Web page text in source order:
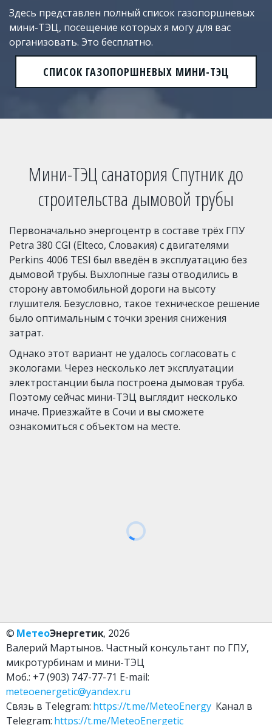
Здесь представлен полный список газопоршневых
мини-ТЭЦ, посещение которых я могу для вас
организовать. Это бесплатно.
СПИСОК ГАЗОПОРШНЕВЫХ МИНИ-ТЭЦ
Мини-ТЭЦ санатория Спутник до
строительства дымовой трубы
Первоначально энергоцентр в составе трёх ГПУ
Petra 380 CGI (Elteco, Словакия) с двигателями
Perkins 4006 TESI был введён в эксплуатацию без
дымовой трубы. Выхлопные газы отводились в
сторону автомобильной дороги на высоту
глушителя. Безусловно, такое техническое решение
было оптимальным с точки зрения снижения
затрат.
Однако этот вариант не удалось согласовать с
экологами. Через несколько лет эксплуатации
электростанции была построена дымовая труба.
Поэтому сейчас мини-ТЭЦ выглядит несколько
иначе. Приезжайте в Сочи и вы сможете
ознакомиться с объектом на месте.
© МетеоЭнергетик, 2026
Валерий Мартынов. Частный консультант по ГПУ,
микротурбинам и мини-ТЭЦ
meteoenergetic@yandex.ru
Связь в Telegram: https://t.me/MeteoEnergy
  Канал в
Telegram: https://t.me/MeteoEnergetic